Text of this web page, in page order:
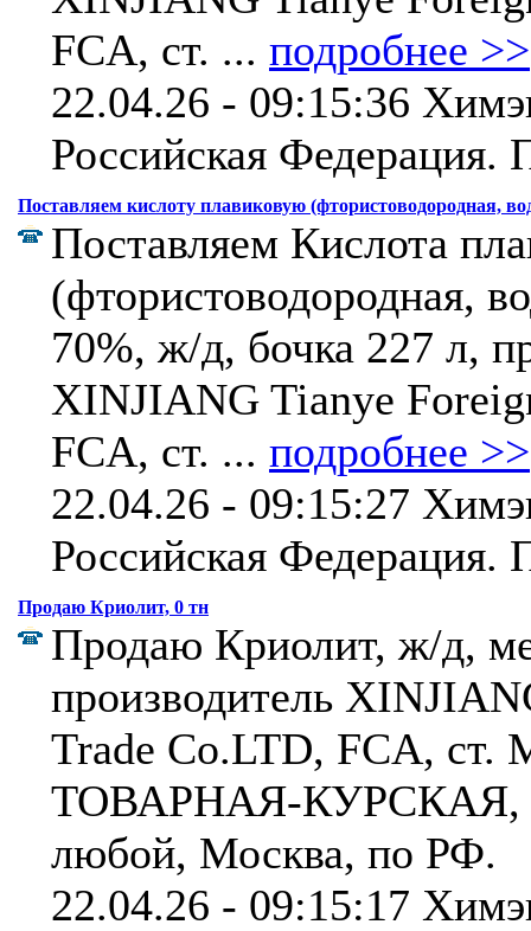
FCA, ст. ... подробнее >>
22.04.26 - 09:15:36
Российская Федерация.
Поставляем кислоту плавиковую (фтористоводородная,
Поставляем Кислота
(фтористоводородная,
70%, ж/д, бочка 227 л,
XINJIANG Tianye
FCA, ст. ... подробнее >>
22.04.26 - 09:15:27
Российская Федерация.
Продаю Криолит, 0 тн
Продаю Криолит, ж/д,
производитель
Trade Co.LTD, FCA,
ТОВАРНАЯ-КУРСКАЯ,
любой, Москва, по РФ.
22.04.26 - 09:15:17